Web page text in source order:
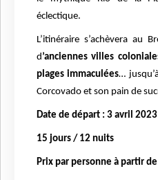
éclectique.
L’itinéraire s’achèvera au
d’anciennes villes
plages immaculées…
Corcovado et son pain de
Date de départ : 3 avril 2023
15 jours / 12 nuits
Prix par personne à partir